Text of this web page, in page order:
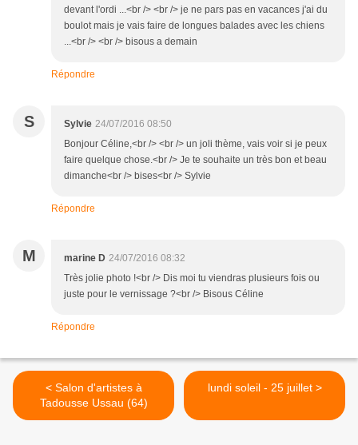
devant l'ordi ...<br /> <br /> je ne pars pas en vacances j'ai du
boulot mais je vais faire de longues balades avec les chiens
...<br /> <br /> bisous a demain
Répondre
S Sylvie 24/07/2016 08:50
Bonjour Céline,<br /> <br /> un joli thème, vais voir si je peux
faire quelque chose.<br /> Je te souhaite un très bon et beau
dimanche<br /> bises<br /> Sylvie
Répondre
M marine D 24/07/2016 08:32
Très jolie photo !<br /> Dis moi tu viendras plusieurs fois ou
juste pour le vernissage ?<br /> Bisous Céline
Répondre
< Salon d'artistes à
Tadousse Ussau (64)
lundi soleil - 25 juillet >